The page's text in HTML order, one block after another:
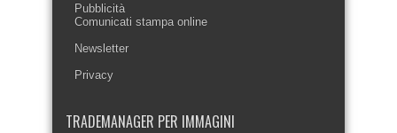
Pubblicità
Comunicati stampa online
Newsletter
Privacy
TRADEMANAGER PER IMMAGINI